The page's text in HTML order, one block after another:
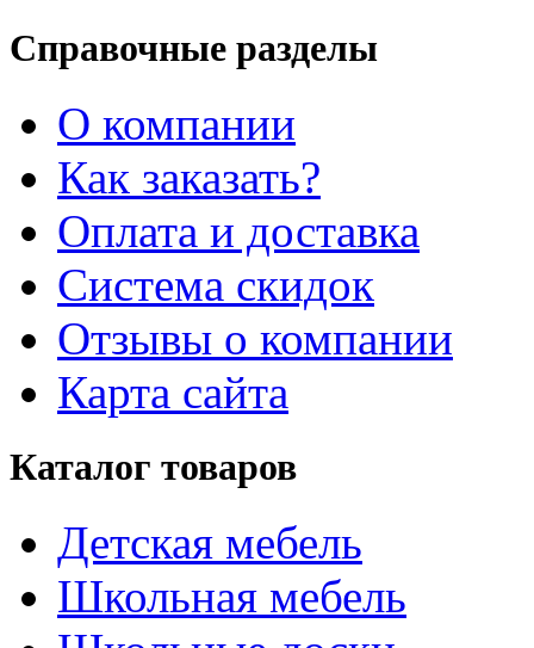
Справочные разделы
О компании
Как заказать?
Оплата и доставка
Система скидок
Отзывы о компании
Карта сайта
Каталог товаров
Детская мебель
Школьная мебель